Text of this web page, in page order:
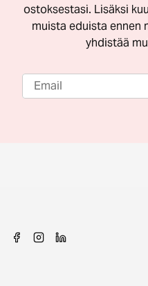
ostoksestasi. Lisäksi
muista eduista ennen
yhdistää